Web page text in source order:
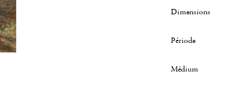
Dimensions
Période
Médium